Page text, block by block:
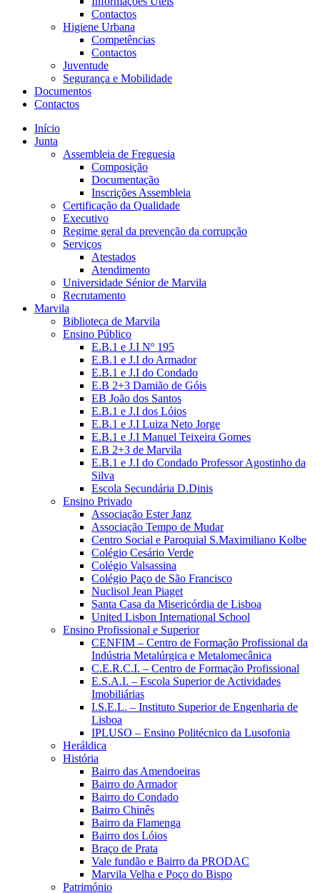
Contactos
Higiene Urbana
Competências
Contactos
Juventude
Segurança e Mobilidade
Documentos
Contactos
Início
Junta
Assembleia de Freguesia
Composição
Documentação
Inscrições Assembleia
Certificação da Qualidade
Executivo
Regime geral da prevenção da corrupção
Serviços
Atestados
Atendimento
Universidade Sénior de Marvila
Recrutamento
Marvila
Biblioteca de Marvila
Ensino Público
E.B.1 e J.I Nº 195
E.B.1 e J.I do Armador
E.B.1 e J.I do Condado
E.B 2+3 Damião de Góis
EB João dos Santos
E.B.1 e J.I dos Lóios
E.B.1 e J.I Luiza Neto Jorge
E.B.1 e J.I Manuel Teixeira Gomes
E.B 2+3 de Marvila
E.B.1 e J.I do Condado Professor Agostinho da
Silva
Escola Secundária D.Dinis
Ensino Privado
Associação Ester Janz
Associação Tempo de Mudar
Centro Social e Paroquial S.Maximiliano Kolbe
Colégio Cesário Verde
Colégio Valsassina
Colégio Paço de São Francisco
Nuclisol Jean Piaget
Santa Casa da Misericórdia de Lisboa
United Lisbon International School
Ensino Profissional e Superior
CENFIM – Centro de Formação Profissional da
Indústria Metalúrgica e Metalomecânica
C.E.R.C.I. – Centro de Formação Profissional
E.S.A.I. – Escola Superior de Actividades
Imobiliárias
I.S.E.L. – Instituto Superior de Engenharia de
Lisboa
IPLUSO – Ensino Politécnico da Lusofonia
Heráldica
História
Bairro das Amendoeiras
Bairro do Armador
Bairro do Condado
Bairro Chinês
Bairro da Flamenga
Bairro dos Lóios
Braço de Prata
Vale fundão e Bairro da PRODAC
Marvila Velha e Poço do Bispo
Património